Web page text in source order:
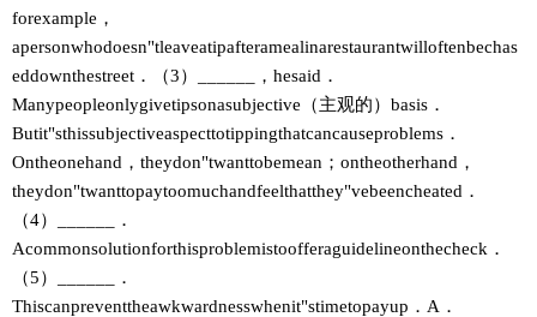
forexample，
apersonwhodoesn"tleaveatipafteramealinarestaurantwilloftenbechas
eddownthestreet．（3）______，hesaid．
Manypeopleonlygivetipsonasubjective（主观的）basis．
Butit"sthissubjectiveaspecttotippingthatcancauseproblems．
Ontheonehand，theydon"twanttobemean；ontheotherhand，
theydon"twanttopaytoomuchandfeelthatthey"vebeencheated．
（4）______．
Acommonsolutionforthisproblemistoofferaguidelineonthecheck．
（5）______．
Thiscanpreventtheawkwardnesswhenit"stimetopayup．A．